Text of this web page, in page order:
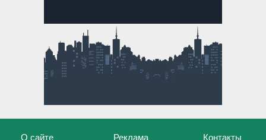
О сайте Реклама Контакты